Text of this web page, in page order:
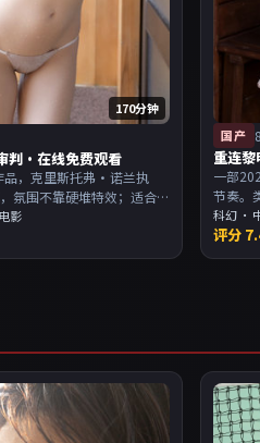
170分钟
判·在线免费观看
品，克里斯托弗·诺兰执
氛围不靠硬堆特效；适合
演以演技派为主，适合喜
的观众加入片单。
影
国产
重连
一部
节奏。
白密度
适合喜
科幻 ·
评分